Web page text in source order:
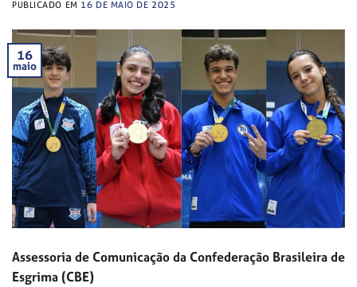
PUBLICADO EM 16 DE MAIO DE 2025
16
maio
Assessoria de Comunicação da Confederação Brasileira de
Esgrima (CBE)